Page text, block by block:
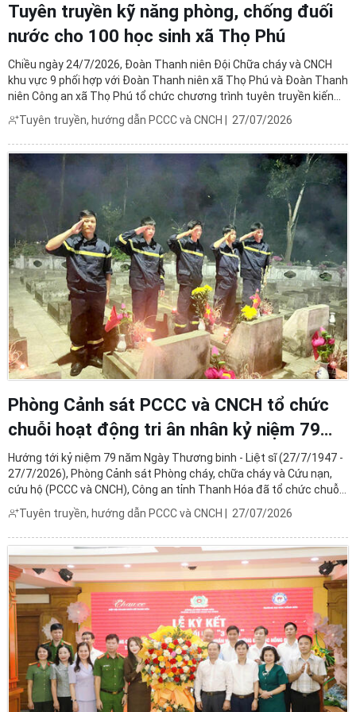
Tuyên truyền kỹ năng phòng, chống đuối
nước cho 100 học sinh xã Thọ Phú
Chiều ngày 24/7/2026, Đoàn Thanh niên Đội Chữa cháy và CNCH
khu vực 9 phối hợp với Đoàn Thanh niên xã Thọ Phú và Đoàn Thanh
niên Công an xã Thọ Phú tổ chức chương trình tuyên truyền kiến
thức, kỹ năng phòng, chống đuối nước cho gần 100 em học sinh
các cấp trên địa bàn trên địa bàn xã Thọ Phú.
Tuyên truyền, hướng dẫn PCCC và CNCH 27/07/2026
Phòng Cảnh sát PCCC và CNCH tổ chức
chuỗi hoạt động tri ân nhân kỷ niệm 79
năm Ngày Thương binh - Liệt sĩ
Hướng tới kỷ niệm 79 năm Ngày Thương binh - Liệt sĩ (27/7/1947 -
27/7/2026), Phòng Cảnh sát Phòng cháy, chữa cháy và Cứu nạn,
cứu hộ (PCCC và CNCH), Công an tỉnh Thanh Hóa đã tổ chức chuỗi
hoạt động ý nghĩa nhằm tri ân các Anh hùng liệt sĩ, thương binh,
người có công với cách mạng và thân nhân các ...
Tuyên truyền, hướng dẫn PCCC và CNCH 27/07/2026